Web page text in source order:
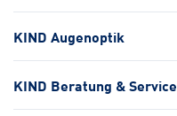
KIND Augenoptik
KIND Beratung & Service